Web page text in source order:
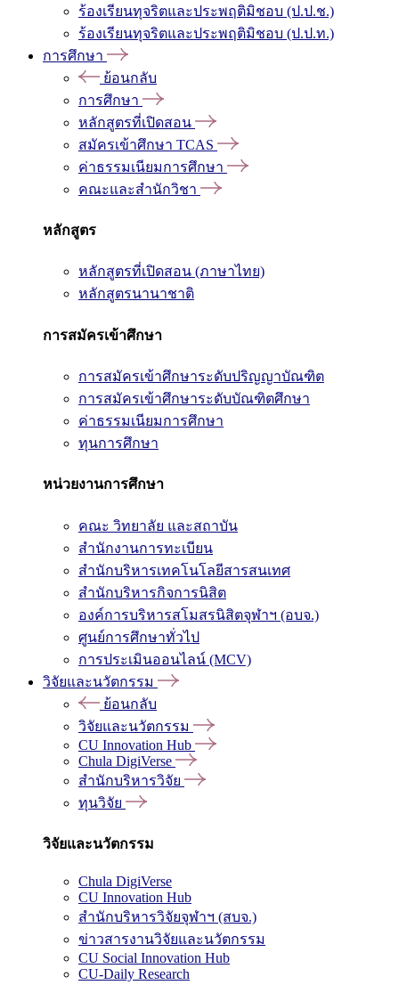
ร้องเรียนทุจริตและประพฤติมิชอบ (ป.ป.ช.)
ร้องเรียนทุจริตและประพฤติมิชอบ (ป.ป.ท.)
การศึกษา
ย้อนกลับ
การศึกษา
หลักสูตรที่เปิดสอน
สมัครเข้าศึกษา TCAS
ค่าธรรมเนียมการศึกษา
คณะและสำนักวิชา
หลักสูตร
หลักสูตรที่เปิดสอน (ภาษาไทย)
หลักสูตรนานาชาติ
การสมัครเข้าศึกษา
การสมัครเข้าศึกษาระดับปริญญาบัณฑิต
การสมัครเข้าศึกษาระดับบัณฑิตศึกษา
ค่าธรรมเนียมการศึกษา
ทุนการศึกษา
หน่วยงานการศึกษา
คณะ วิทยาลัย และสถาบัน
สำนักงานการทะเบียน
สำนักบริหารเทคโนโลยีสารสนเทศ
สำนักบริหารกิจการนิสิต
องค์การบริหารสโมสรนิสิตจุฬาฯ (อบจ.)
ศูนย์การศึกษาทั่วไป
การประเมินออนไลน์ (MCV)
วิจัยและนวัตกรรม
ย้อนกลับ
วิจัยและนวัตกรรม
CU Innovation Hub
Chula DigiVerse
สำนักบริหารวิจัย
ทุนวิจัย
วิจัยและนวัตกรรม
Chula DigiVerse
CU Innovation Hub
สำนักบริหารวิจัยจุฬาฯ (สบจ.)
ข่าวสารงานวิจัยและนวัตกรรม
CU Social Innovation Hub
CU-Daily Research